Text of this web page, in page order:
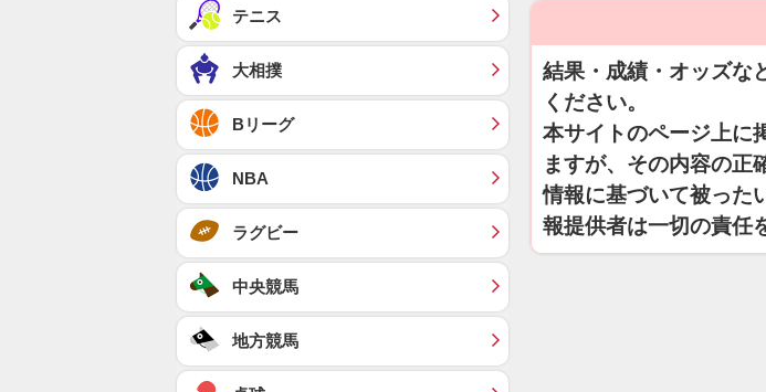
結果・成績・オッズな
ください。
本サイトのページ上に
ますが、その内容の正
情報に基づいて被った
報提供者は一切の責任
テニス
大相撲
Bリーグ
NBA
ラグビー
中央競馬
地方競馬